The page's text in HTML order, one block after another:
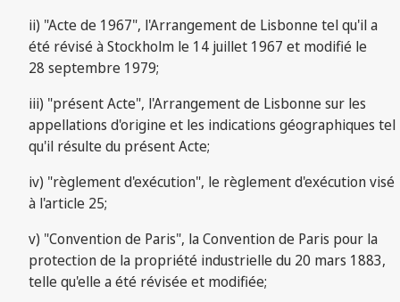
ii) "Acte de 1967", l'Arrangement de Lisbonne tel qu'il a
été révisé à Stockholm le 14 juillet 1967 et modifié le
28 septembre 1979;
iii) "présent Acte", l'Arrangement de Lisbonne sur les
appellations d'origine et les indications géographiques tel
qu'il résulte du présent Acte;
iv) "règlement d'exécution", le règlement d'exécution visé
à l'article 25;
v) "Convention de Paris", la Convention de Paris pour la
protection de la propriété industrielle du 20 mars 1883,
telle qu'elle a été révisée et modifiée;